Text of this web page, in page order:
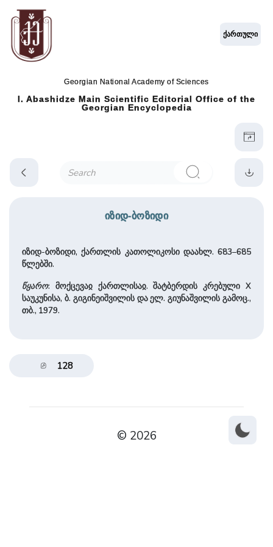
Georgian National Academy of Sciences
I. Abashidze Main Scientific Editorial Office of the
Georgian Encyclopedia
ქართული
იზიდ-ბოზიდი
იზიდ-ბოზიდი, ქართლის კათოლიკოსი დაახლ. 683–685
წლებში.
წყა­რო: მოქცევაჲ ქართლისაჲ. შატბერდის კრებული X
საუკუნისა, ბ. გიგინეი­შვილის და ელ. გიუნა­შვილის გამოც.,
თბ., 1979.
128
© 2026